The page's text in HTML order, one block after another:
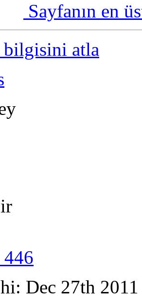
Sayfanın en
bilgisini atla
Dec 27th 2011